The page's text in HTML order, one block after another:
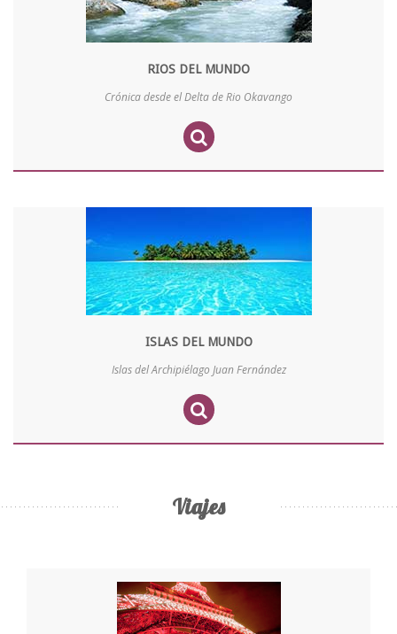
RIOS DEL MUNDO
Crónica desde el Delta de Rio Okavango
ISLAS DEL MUNDO
Islas del Archipiélago Juan Fernández
Viajes